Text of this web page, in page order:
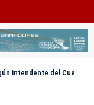
de Bomberos de Los Alcarrizos